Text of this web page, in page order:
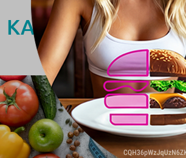
КАК СДЕЛАТЬ